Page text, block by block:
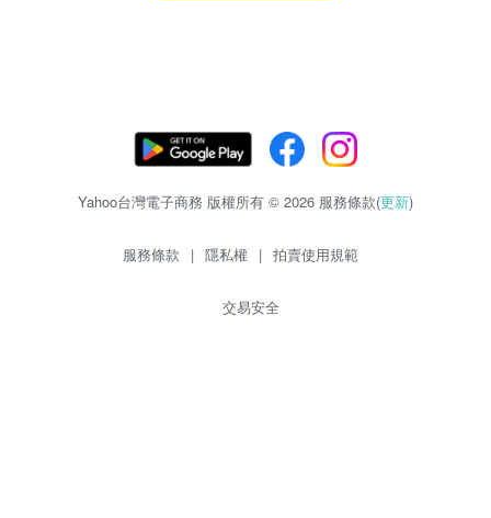
Yahoo台灣電子商務 版權所有 © 2026 服務條款(更新)
服務條款 | 隱私權 | 拍賣使用規範
交易安全